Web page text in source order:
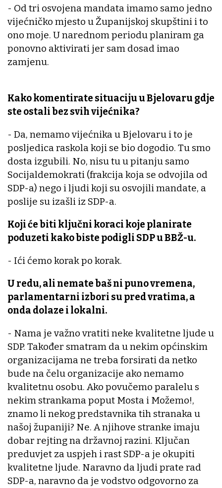
- Od tri osvojena mandata imamo samo jedno
vijećničko mjesto u Županijskoj skupštini i to
ono moje. U narednom periodu planiram ga
ponovno aktivirati jer sam dosad imao
zamjenu.
Kako komentirate situaciju u Bjelovaru gdje
ste ostali bez svih vijećnika?
- Da, nemamo vijećnika u Bjelovaru i to je
posljedica raskola koji se bio dogodio. Tu smo
dosta izgubili. No, nisu tu u pitanju samo
Socijaldemokrati (frakcija koja se odvojila od
SDP-a) nego i ljudi koji su osvojili mandate, a
poslije su izašli iz SDP-a.
Koji će biti ključni koraci koje planirate
poduzeti kako biste podigli SDP u BBŽ-u.
- Ići ćemo korak po korak.
U redu, ali nemate baš ni puno vremena,
parlamentarni izbori su pred vratima, a
onda dolaze i lokalni.
- Nama je važno vratiti neke kvalitetne ljude u
SDP. Također smatram da u nekim općinskim
organizacijama ne treba forsirati da netko
bude na čelu organizacije ako nemamo
kvalitetnu osobu. Ako povučemo paralelu s
nekim strankama poput Mosta i Možemo!,
znamo li nekog predstavnika tih stranaka u
našoj županiji? Ne. A njihove stranke imaju
dobar rejting na državnoj razini. Ključan
preduvjet za uspjeh i rast SDP-a je okupiti
kvalitetne ljude. Naravno da ljudi prate rad
SDP-a, naravno da je vodstvo odgovorno za